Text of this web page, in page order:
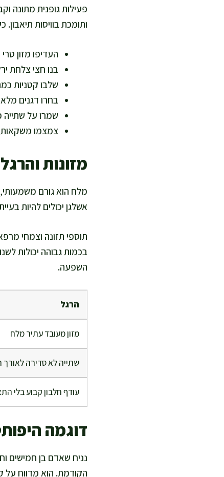
פעילות גופנית מתונה
ותומכת בוויסות
העדיפו מזון
בנו חצי צלחת
שלבו קטניות
בחרו דגנים
שמרו על שתייה
צמצמו משקאות
מזונות
מלח הוא גורם משמעותי,
אשלגן יכולים להיות
תוספי תזונה וצמחי
בכמות גבוהה יכולות
השפעה.
הרגל
מזון מעובד עתיר מלח
שתייה לא סדירה לאורך
עודף חלבון קבוע בלי
דוגמה
הקודמת. הוא מדווח